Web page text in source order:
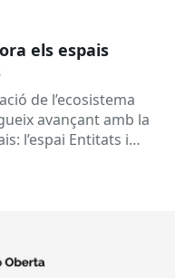
els espais
de l’ecosistema
avançant amb la
l’espai Entitats i